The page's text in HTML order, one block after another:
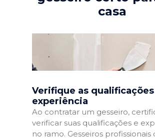
casa
Verifique as
experiência
Ao contratar um gesseiro,
verificar suas qualificações e
no ramo. Gesseiros profissionais